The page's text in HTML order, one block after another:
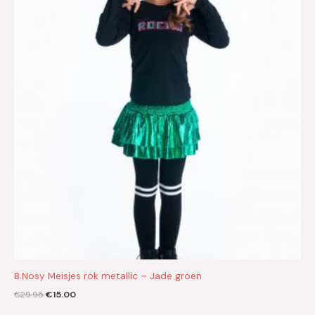
B.Nosy Meisjes rok metallic – Jade groen
€29.95€15.00
€15.00.